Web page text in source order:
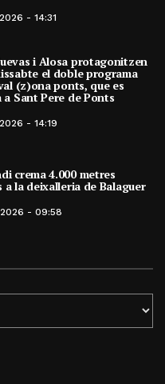
- 14:31
i Alosa protagonitzen
el doble programa
(z)ona ponts, que es
Sant Pere de Ponts
- 14:19
crema 4.000 metres
a la deixalleria de Balaguer
- 09:58